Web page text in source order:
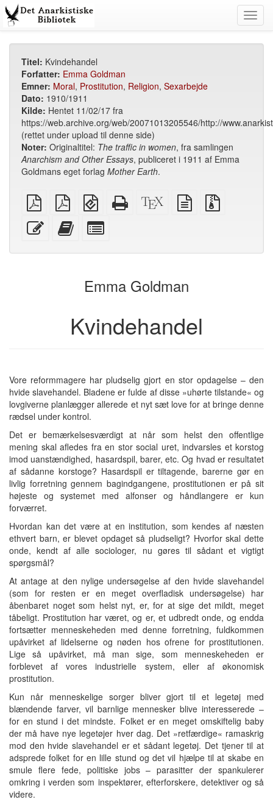
Titel: Kvindehandel
Forfatter: Emma Goldman
Emner: Moral, Prostitution, Religion, Sexarbejde
Dato: 1910/1911
Kilde: Hentet 11/02/17 fra
https://web.archive.org/web/20071013205546/http://
(rettet under upload til denne side)
Noter: Originaltitel: The traffic in women, fra samlingen
Anarchism and Other Essays, publiceret i 1911 af Emma
Goldmans eget forlag Mother Earth.
enkel
PDF
A4
udskudt/imposeret
(pjece)
PDF
EPUB
(til
mobiler)
Standalone
HTML
XeLaTeX
kilde
ren
tekst
Rediger
denne
Tilføj
denne
til
til
Emma Goldman
Kvindehandel
Vore reformmagere har pludselig gjort en stor opdagelse – den
hvide slavehandel. Bladene er fulde af disse »uhørte tilstande« og
lovgiverne planlægger allerede et nyt sæt love for at bringe denne
rædsel under kontrol.
Det er bemærkelsesværdigt at når som helst den offentlige
mening skal afledes fra en stor social uret, indvarsles et korstog
imod uanstændighed, hasardspil, barer, etc. Og hvad er resultatet
af sådanne korstoge? Hasardspil er tiltagende, barerne gør en
livlig forretning gennem bagindgangene, prostitutionen er på sit
højeste og systemet med alfonser og håndlangere er kun
forværret.
Hvordan kan det være at en institution, som kendes af næsten
ethvert barn, er blevet opdaget så pludseligt? Hvorfor skal dette
onde, kendt af alle sociologer, nu gøres til sådant et vigtigt
spørgsmål?
At antage at den nylige undersøgelse af den hvide slavehandel
(som for resten er en meget overfladisk undersøgelse) har
åbenbaret noget som helst nyt, er, for at sige det mildt, meget
tåbeligt. Prostitution har været, og er, et udbredt onde, og endda
fortsætter menneskeheden med denne forretning, fuldkommen
upåvirket af lidelserne og nøden hos ofrene for prostitutionen.
Lige så upåvirket, må man sige, som menneskeheden er
forblevet af vores industrielle system, eller af økonomisk
prostitution.
Kun når menneskelige sorger bliver gjort til et legetøj med
blændende farver, vil barnlige mennesker blive interesserede –
for en stund i det mindste. Folket er en meget omskiftelig baby
der må have nye legetøjer hver dag. Det »retfærdige« ramaskrig
mod den hvide slavehandel er et sådant legetøj. Det tjener til at
adsprede folket for en lille stund og det vil hjælpe til at skabe en
smule flere fede, politiske jobs – parasitter der spankulerer
omkring i verden som inspektører, efterforskere, detektiver og så
videre.